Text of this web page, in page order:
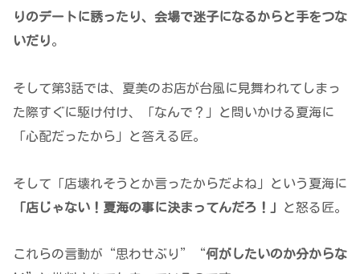
りのデートに誘ったり、会場で迷子になるからと手をつな
いだり。
そして第3話では、夏美のお店が台風に見舞われてしまっ
た際すぐに駆け付け、「なんで？」と問いかける夏海に
「心配だったから」と答える匠。
そして「店壊れそうとか言ったからだよね」という夏海に
「店じゃない！夏海の事に決まってんだろ！ 」 と怒る匠。
これらの言動が“思わせぶり”“何がしたいのか分からな